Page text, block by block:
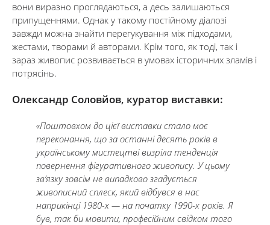
вони виразно проглядаються, а десь залишаються
припущеннями. Однак у такому постійному діалозі
завжди можна знайти перегукування між підходами,
жестами, творами й авторами. Крім того, як тоді, так і
зараз живопис розвивається в умовах історичних зламів і
потрясінь.
Олександр Соловйов, куратор виставки:
«Поштовхом до цієї виставки стало моє
переконання, що за останні десять років в
українському мистецтві визріла тенденція
повернення фігуративного живопису. У цьому
зв’язку зовсім не випадково згадується
живописний сплеск, який відбувся в нас
наприкінці 1980-х — на початку 1990-х років. Я
був, так би мовити, професійним свідком того